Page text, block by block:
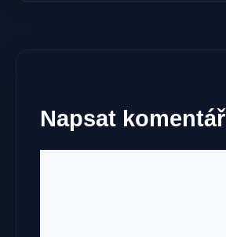
Napsat komentář